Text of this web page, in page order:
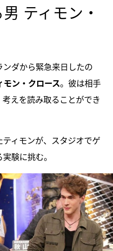
ティモン・
ダから緊急来日したの
ン・クロース。彼は相手
えを読み取ることができ
ィモンが、スタジオでゲ
験に挑む。